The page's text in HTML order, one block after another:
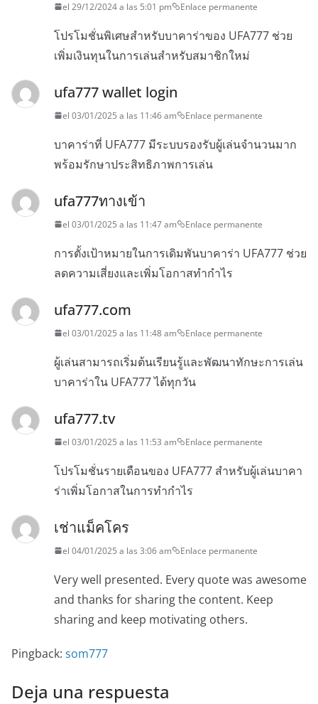
el 29/12/2024 a las 5:01 pm Enlace permanente
โปรโมชั่นพิเศษสำหรับบาคาร่าของ UFA777 ช่วย
เพิ่มเงินทุนในการเล่นสำหรับสมาชิกใหม่
ufa777 wallet login
el 03/01/2025 a las 11:46 am Enlace permanente
บาคาร่าที่ UFA777 มีระบบรองรับผู้เล่นจำนวนมาก
พร้อมรักษาประสิทธิภาพการเล่น
ufa777ทางเข้า
el 03/01/2025 a las 11:47 am Enlace permanente
การตั้งเป้าหมายในการเดิมพันบาคาร่า UFA777 ช่วย
ลดความเสี่ยงและเพิ่มโอกาสทำกำไร
ufa777.com
el 03/01/2025 a las 11:48 am Enlace permanente
ผู้เล่นสามารถเริ่มต้นเรียนรู้และพัฒนาทักษะการเล่น
บาคาร่าใน UFA777 ได้ทุกวัน
ufa777.tv
el 03/01/2025 a las 11:53 am Enlace permanente
โปรโมชั่นรายเดือนของ UFA777 สำหรับผู้เล่นบาคา
ร่าเพิ่มโอกาสในการทำกำไร
เช่าแม็คโคร
el 04/01/2025 a las 3:06 am Enlace permanente
Very well presented. Every quote was awesome
and thanks for sharing the content. Keep
sharing and keep motivating others.
Pingback: som777
Deja una respuesta